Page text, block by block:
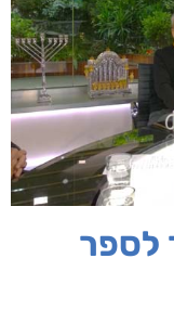
לספר